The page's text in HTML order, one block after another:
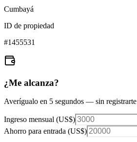
Cumbayá
ID de propiedad
#1455531
¿Me alcanza?
Averígualo en 5 segundos — sin registrarte
Ingreso mensual (US$)
Ahorro para entrada (US$)